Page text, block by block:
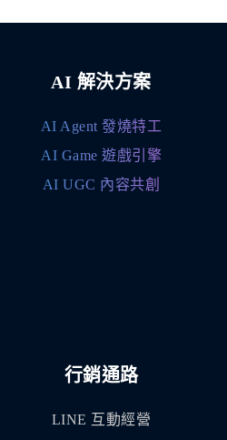
AI 解決方案
AI Agent 發燒特工
AI Game 遊戲引擎
AI UGC 內容共創
行銷通路
LINE 互動經營